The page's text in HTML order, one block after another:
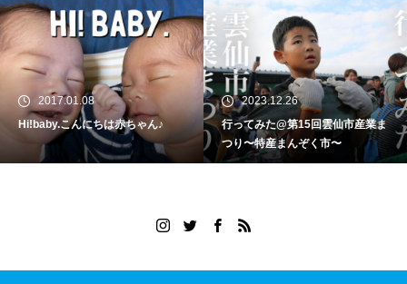
2017.01.08
Hi!baby.こんにちは赤ちゃん♪
2023.12.26
行ってみた@第15回雲仙市産業ま
つり〜特産まんぞく市〜